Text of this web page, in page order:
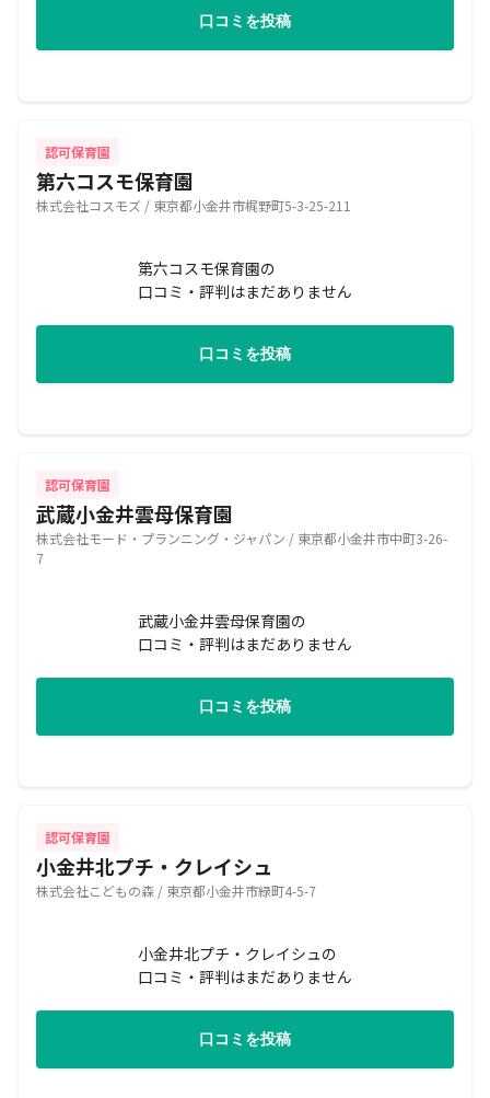
口コミを投稿
認可保育園
第六コスモ保育園
株式会社コスモズ / 東京都小金井市梶野町5-3-25-211
第六コスモ保育園の
口コミ・評判はまだありません
口コミを投稿
認可保育園
武蔵小金井雲母保育園
株式会社モード・プランニング・ジャパン / 東京都小金井市中町3-26-
7
武蔵小金井雲母保育園の
口コミ・評判はまだありません
口コミを投稿
認可保育園
小金井北プチ・クレイシュ
株式会社こどもの森 / 東京都小金井市緑町4-5-7
小金井北プチ・クレイシュの
口コミ・評判はまだありません
口コミを投稿